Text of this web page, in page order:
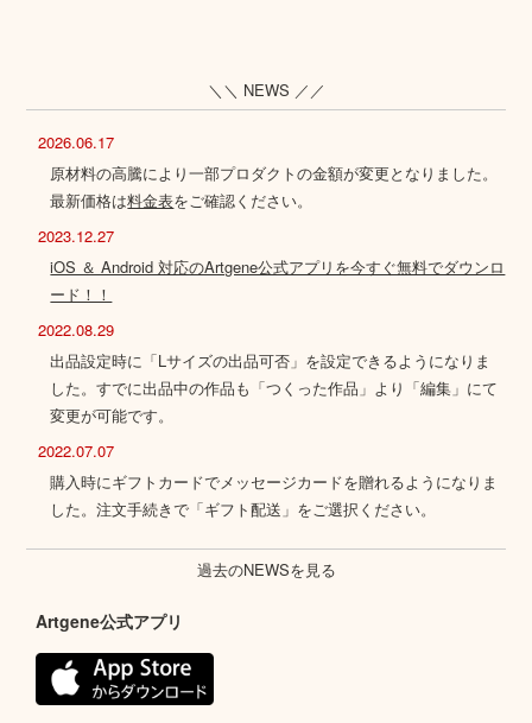
＼＼ NEWS ／／
2026.06.17
原材料の高騰により一部プロダクトの金額が変更となりました。
最新価格は料金表をご確認ください。
2023.12.27
iOS ＆ Android 対応のArtgene公式アプリを今すぐ無料でダウンロ
ード！！
2022.08.29
出品設定時に「Lサイズの出品可否」を設定できるようになりま
した。すでに出品中の作品も「つくった作品」より「編集」にて
変更が可能です。
2022.07.07
購入時にギフトカードでメッセージカードを贈れるようになりま
した。注文手続きで「ギフト配送」をご選択ください。
過去のNEWSを見る
Artgene公式アプリ